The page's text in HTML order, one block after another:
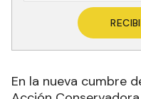
En la nueva cumbre